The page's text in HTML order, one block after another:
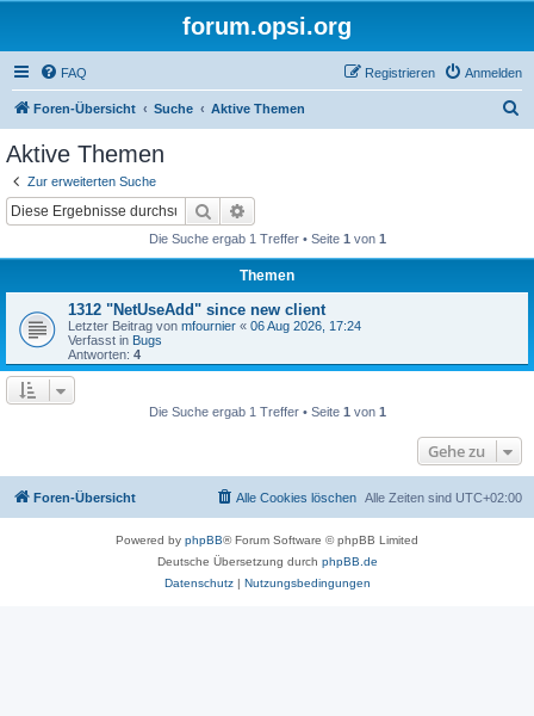
forum.opsi.org
FAQ Anmelden
Registrieren
Foren-Übersicht Suche Aktive Themen
Aktive Themen
Zur erweiterten Suche
Suche
Die Suche ergab 1 Treffer • Seite 1 von 1
Themen
1312 "NetUseAdd" since new client
Letzter Beitrag von mfournier « 06 Aug 2026, 17:24
Verfasst in Bugs
Antworten: 4
Die Suche ergab 1 Treffer • Seite 1 von 1
Gehe zu
Foren-Übersicht Alle Zeiten sind UTC+02:00
Alle Cookies löschen
Powered by phpBB® Forum Software © phpBB Limited
Deutsche Übersetzung durch phpBB.de
Datenschutz| Nutzungsbedingungen